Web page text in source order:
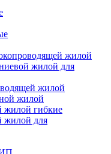
жилой
жилой для
жилой
жилой
жилой гибкие
жилой для